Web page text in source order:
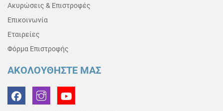
Ακυρώσεις & Επιστροφές
Επικοινωνία
Εταιρείες
Φόρμα Επιστροφής
ΑΚΟΛΟΥΘΗΣΤΕ ΜΑΣ